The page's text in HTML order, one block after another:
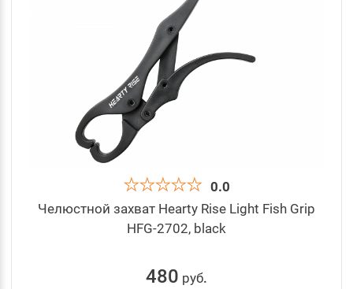
0.0
Челюстной захват Hearty Rise Light Fish Grip
HFG-2702, black
480 руб.